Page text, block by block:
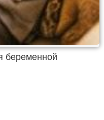
беременной